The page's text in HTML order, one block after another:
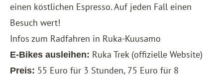
einen köstlichen Espresso. Auf jeden Fall einen
Besuch wert!
Infos zum Radfahren in Ruka-Kuusamo
E-Bikes ausleihen: Ruka Trek(offizielle Website)
Preis: 55 Euro für 3 Stunden, 75 Euro für 8